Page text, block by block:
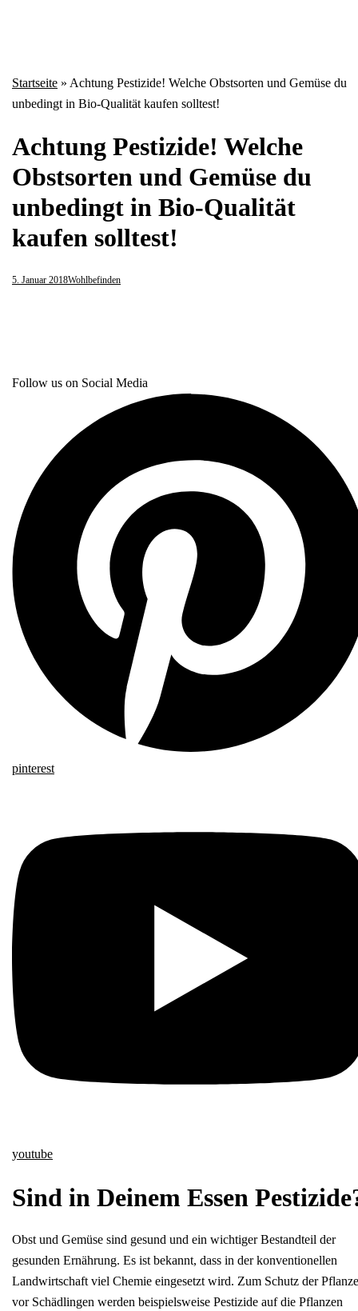
Startseite » Achtung Pestizide! Welche Obstsorten und Gemüse du
unbedingt in Bio-Qualität kaufen solltest!
Achtung Pestizide! Welche
Obstsorten und Gemüse du
unbedingt in Bio-Qualität
kaufen solltest!
5. Januar 2018Wohlbefinden
Follow us on Social Media
pinterest
youtube
Sind in Deinem Essen
Obst und Gemüse sind gesund und ein wichtiger Bestandteil der
gesunden Ernährung. Es ist bekannt, dass in der konventionellen
Landwirtschaft viel Chemie eingesetzt wird. Zum Schutz der
vor Schädlingen werden beispielsweise Pestizide auf die Pflanzen